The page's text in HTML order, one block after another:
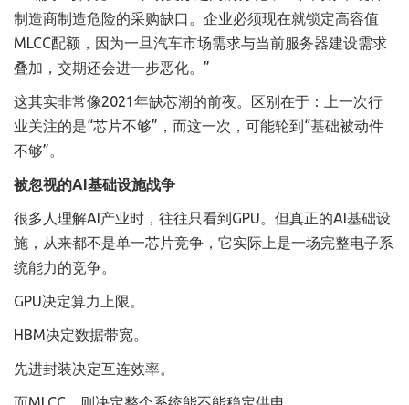
制造商制造危险的采购缺口。企业必须现在就锁定高容值
MLCC配额，因为一旦汽车市场需求与当前服务器建设需求
叠加，交期还会进一步恶化。”
这其实非常像2021年缺芯潮的前夜。区别在于：上一次行
业关注的是“芯片不够”，而这一次，可能轮到“基础被动件
不够”。
被忽视的AI基础设施战争
很多人理解AI产业时，往往只看到GPU。但真正的AI基础设
施，从来都不是单一芯片竞争，它实际上是一场完整电子系
统能力的竞争。
GPU决定算力上限。
HBM决定数据带宽。
先进封装决定互连效率。